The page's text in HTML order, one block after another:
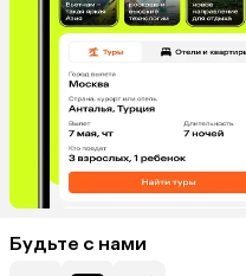
Будьте с нами